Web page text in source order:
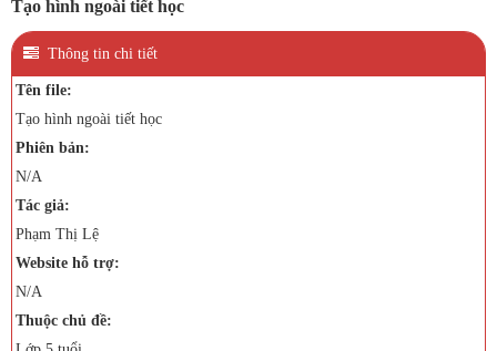
Tạo hình ngoài tiết học
Thông tin chi tiết
Tên file:
Tạo hình ngoài tiết học
Phiên bản:
N/A
Tác giả:
Phạm Thị Lệ
Website hỗ trợ:
N/A
Thuộc chủ đề: